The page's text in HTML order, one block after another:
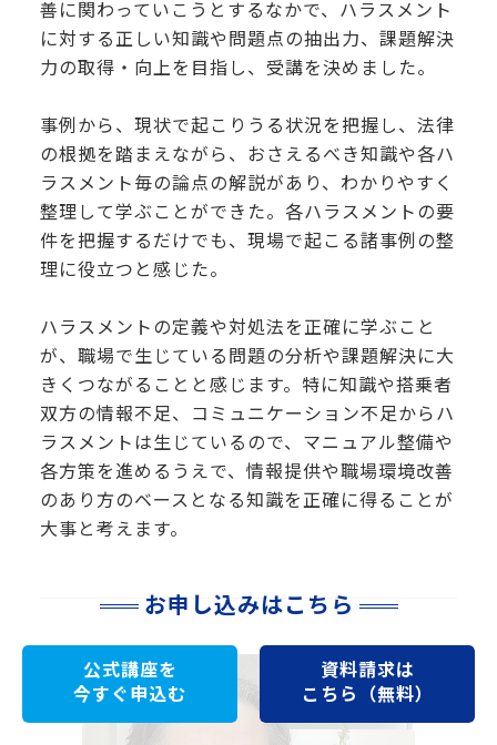
善に関わっていこうとするなかで、ハラスメント
に対する正しい知識や問題点の抽出力、課題解決
力の取得・向上を目指し、受講を決めました。
事例から、現状で起こりうる状況を把握し、法律
の根拠を踏まえながら、おさえるべき知識や各ハ
ラスメント毎の論点の解説があり、わかりやすく
整理して学ぶことができた。各ハラスメントの要
件を把握するだけでも、現場で起こる諸事例の整
理に役立つと感じた。
ハラスメントの定義や対処法を正確に学ぶこと
が、職場で生じている問題の分析や課題解決に大
きくつながることと感じます。特に知識や搭乗者
双方の情報不足、コミュニケーション不足からハ
ラスメントは生じているので、マニュアル整備や
各方策を進めるうえで、情報提供や職場環境改善
のあり方のベースとなる知識を正確に得ることが
大事と考えます。
お申し込みはこちら
公式講座を
今すぐ申込む
資料請求は
こちら（無料）